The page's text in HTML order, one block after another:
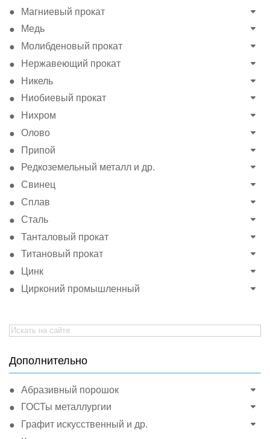
Магниевый прокат
Медь
Молибденовый прокат
Нержавеющий прокат
Никель
Ниобиевый прокат
Нихром
Олово
Припой
Редкоземельный металл и др.
Свинец
Сплав
Сталь
Танталовый прокат
Титановый прокат
Цинк
Цирконий промышленный
Search
for:
Дополнительно
Абразивный порошок
ГОСТы металлургии
Графит искусственный и др.